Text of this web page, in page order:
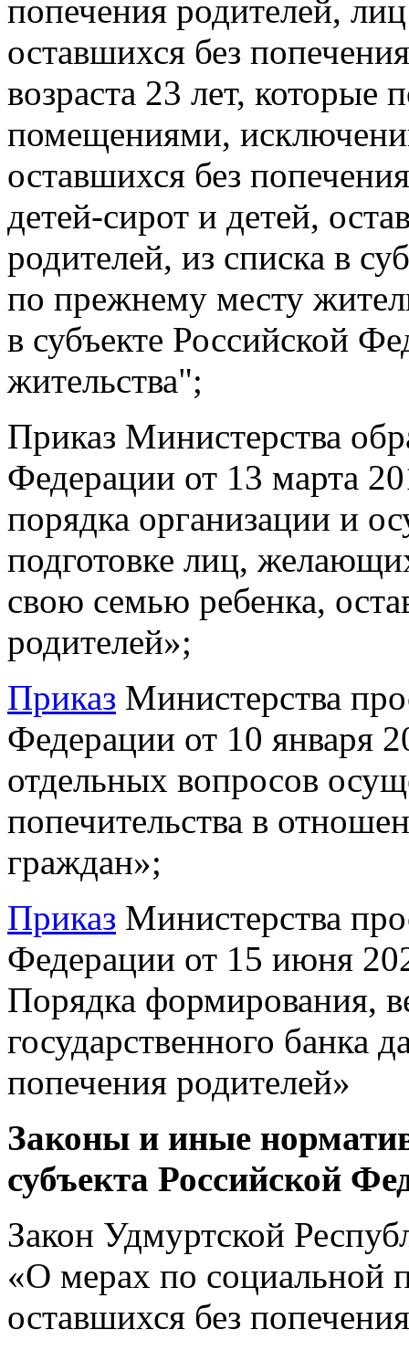
попечения родителей,
оставшихся без
возраста 23 лет,
помещениями,
оставшихся без
детей-сирот и детей,
родителей, из списка в
по прежнему месту
в субъекте Российской
жительства";
Приказ Министерства
Федерации от 13 марта
порядка организации и
подготовке лиц,
свою семью ребенка,
родителей»;
Приказ Министерства
Федерации от 10 января
отдельных вопросов
попечительства в
граждан»;
Приказ Министерства
Федерации от 15 июня
Порядка формирования,
государственного банка
попечения родителей»
Законы и иные
субъекта Российской
Закон Удмуртской
«О мерах по социальной
оставшихся без